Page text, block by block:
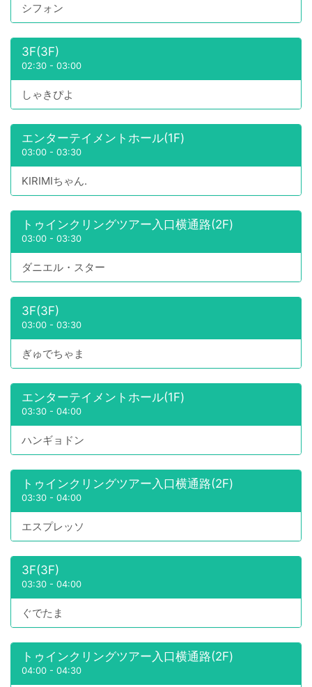
シフォン
3F(3F)
02:30 - 03:00
しゃきぴよ
エンターテイメントホール(1F)
03:00 - 03:30
KIRIMIちゃん.
トゥインクリングツアー入口横通路(2F)
03:00 - 03:30
ダニエル・スター
3F(3F)
03:00 - 03:30
ぎゅでちゃま
エンターテイメントホール(1F)
03:30 - 04:00
ハンギョドン
トゥインクリングツアー入口横通路(2F)
03:30 - 04:00
エスプレッソ
3F(3F)
03:30 - 04:00
ぐでたま
トゥインクリングツアー入口横通路(2F)
04:00 - 04:30